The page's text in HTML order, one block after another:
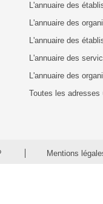
L'annuaire des
L'annuaire des
L'annuaire des
L'annuaire des
L'annuaire des
Toutes les adresses
Mentions